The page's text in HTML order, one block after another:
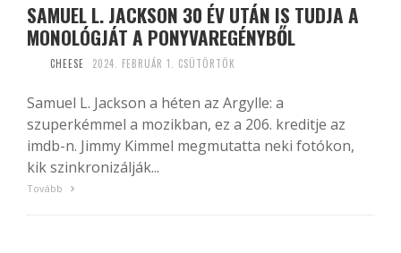
SAMUEL L. JACKSON 30 ÉV UTÁN IS TUDJA A
MONOLÓGJÁT A PONYVAREGÉNYBŐL
CHEESE 2024. FEBRUÁR 1. CSÜTÖRTÖK
Samuel L. Jackson a héten az Argylle: a
szuperkémmel a mozikban, ez a 206. kreditje az
imdb-n. Jimmy Kimmel megmutatta neki fotókon,
kik szinkronizálják...
Tovább